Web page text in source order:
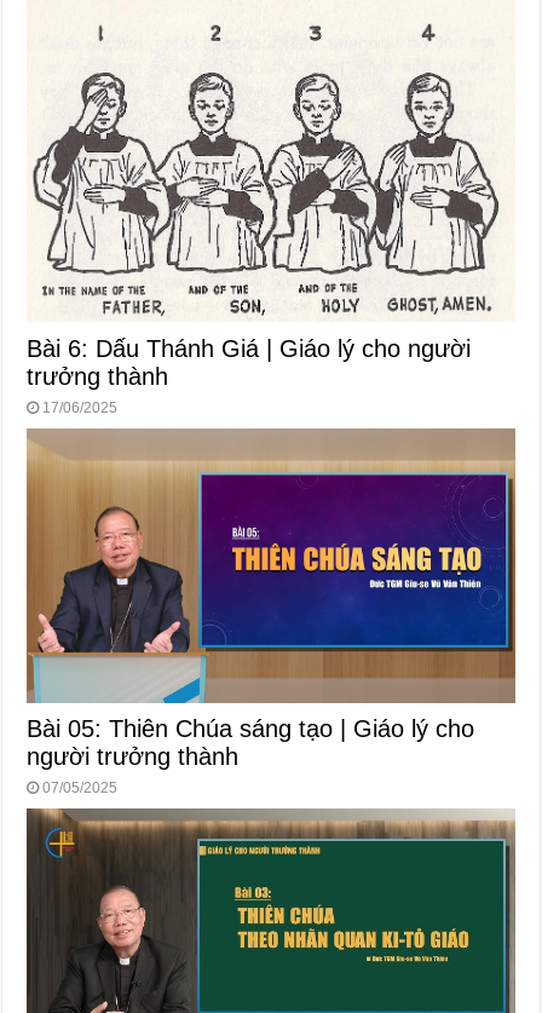
Bài 6: Dấu Thánh Giá | Giáo lý cho người
trưởng thành
17/06/2025
Bài 05: Thiên Chúa sáng tạo | Giáo lý cho
người trưởng thành
07/05/2025